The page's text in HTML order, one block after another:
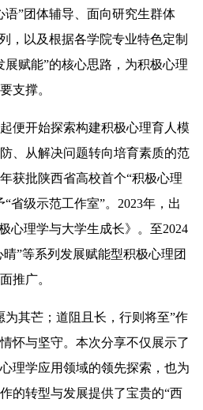
语”团体辅导、面向研究生群体
，以及根据各学院专业特色定制
展赋能”的核心思路，为积极心理
支撑。
便开始探索构建积极心理育人模
、从解决问题转向培育素质的范
获批陕西省高校首个“积极心理
省级示范工作室”。2023年，出
心理学与大学生成长》。至2024
”等系列发展赋能型积极心理团
推广。
为其芒；道阻且长，行则将至”作
怀与坚守。本次分享不仅展示了
理学应用领域的领先探索，也为
的转型与发展提供了宝贵的“西